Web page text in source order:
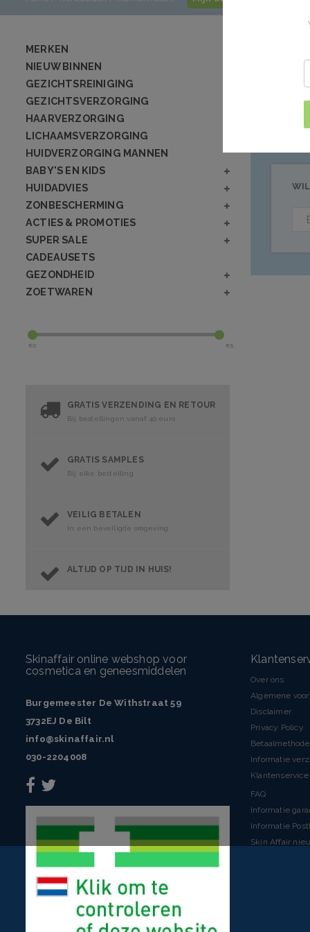
MERKEN
NIEUW BINNEN
GEZICHTSREINIGING
GEZICHTSVERZORGING
HAARVERZORGING
LICHAAMSVERZORGING
HUIDVERZORGING MANNEN
BABY'S EN KIDS
HUIDADVIES
ZONBESCHERMING
ACTIES & PROMOTIES
SUPER SALE
CADEAUSETS
GEZONDHEID
ZOETWAREN
€0 €5
GRATIS VERZENDING EN RETOUR
Bij bestellingen vanaf 40 euro
GRATIS SAMPLES
Bij elke bestelling
VEILIG BETALEN
In een beveiligde omgeving
ALTIJD OP TIJD IN HUIS!
Geen
Skinaffair online webshop voor
cosmetica en geneesmiddelen
Burgemeester De Withstraat 59
3732EJ De Bilt
info@skinaffair.nl
030-2204008
Over ons
Algemene
Disclaimer
Privacy Policy
Informatie
FAQ
Informatie
Informatie
Skin Affair